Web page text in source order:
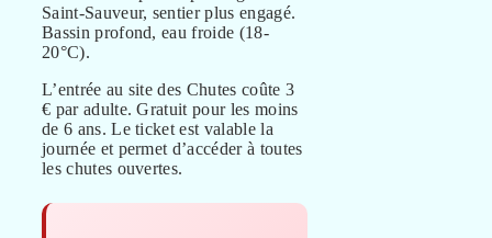
Saint-Sauveur, sentier plus engagé.
Bassin profond, eau froide (18-
20°C).
L’entrée au site des Chutes coûte 3
€ par adulte. Gratuit pour les moins
de 6 ans. Le ticket est valable la
journée et permet d’accéder à toutes
les chutes ouvertes.